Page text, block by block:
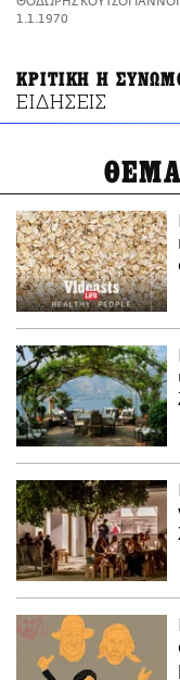
ΑΜΠΑ
1.1.1970
ΚΡΙΤΙΚΗ Η
ΕΙΔΗΣΕΙΣ